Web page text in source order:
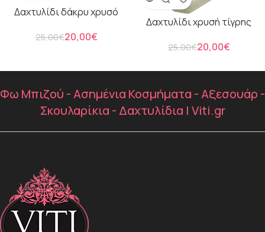
Δαχτυλίδι δάκρυ χρυσό
25,00€20,00€
Δαχτυλίδι χρυσή τίγρης
25,00€20,00€
Φω Μπιζού - Ασημένια Κοσμήματα - Αξεσουάρ -
Σκουλαρίκια - Δαχτυλίδια | Viti.gr